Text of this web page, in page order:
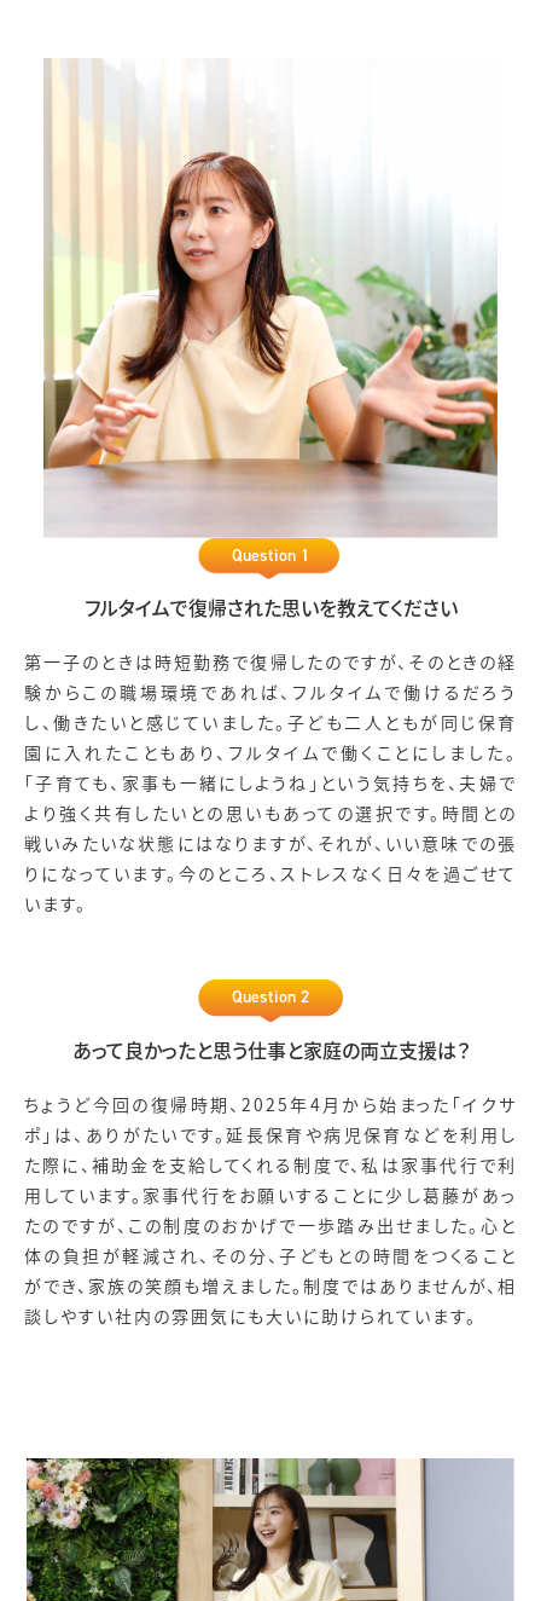
Question 1
フルタイムで復帰された思いを教えてください
第一子のときは時短勤務で復帰したのですが、そのときの経
験からこの職場環境であれば、フルタイムで働けるだろう
し、働きたいと感じていました。子ども二人ともが同じ保育
園に入れたこともあり、フルタイムで働くことにしました。
「子育ても、家事も一緒にしようね」という気持ちを、夫婦で
より強く共有したいとの思いもあっての選択です。時間との
戦いみたいな状態にはなりますが、それが、いい意味での張
りになっています。今のところ、ストレスなく日々を過ごせて
います。
Question 2
あって良かったと思う仕事と家庭の両立支援は？
ちょうど今回の復帰時期、2025年4月から始まった「イクサ
ポ」は、ありがたいです。延長保育や病児保育などを利用し
た際に、補助金を支給してくれる制度で、私は家事代行で利
用しています。家事代行をお願いすることに少し葛藤があっ
たのですが、この制度のおかげで一歩踏み出せました。心と
体の負担が軽減され、その分、子どもとの時間をつくること
ができ、家族の笑顔も増えました。制度ではありませんが、相
談しやすい社内の雰囲気にも大いに助けられています。